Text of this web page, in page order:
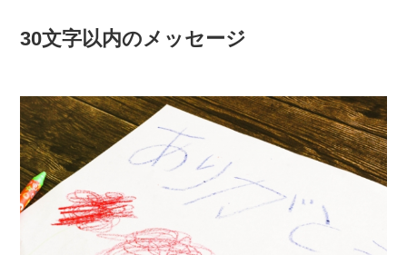
30文字以内のメッセージ